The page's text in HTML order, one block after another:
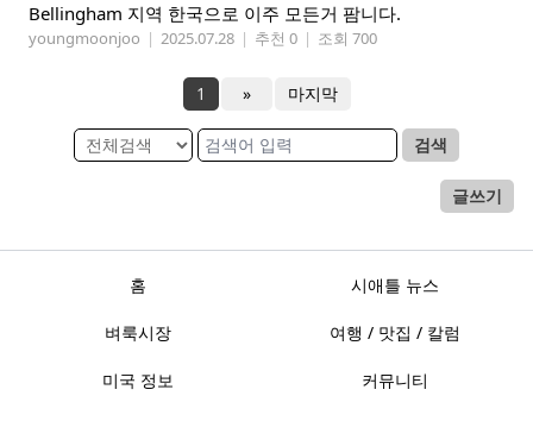
Bellingham 지역 한국으로 이주 모든거 팜니다.
youngmoonjoo | 2025.07.28 | 추천 0 | 조회 700
1 » 마지막
검색
글쓰기
홈 시애틀 뉴스
벼룩시장 여행 / 맛집 / 칼럼
미국 정보 커뮤니티